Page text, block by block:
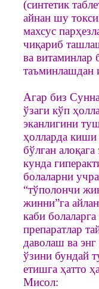
(синтетик
айнан шу
махсус
чиқариб
ва витаминлар
таъминлашдан
Агар биз
ўзаги кўп
эканлигини
ҳолларда киши
бўлган
кунда
болаларни
“тўполончи
жинни”га
каби
препаратлар
даволаш ва
ўзини бундай
етишга ҳатто
Мисол: